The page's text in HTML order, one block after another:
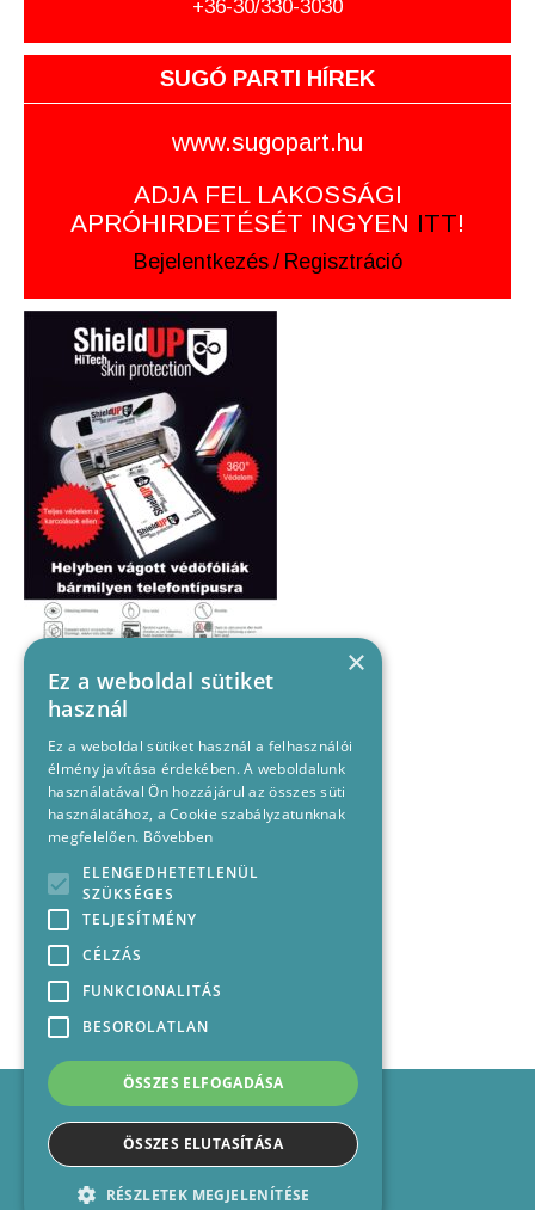
+36-30/330-3030
SUGÓ PARTI HÍREK
www.sugopart.hu
ADJA FEL LAKOSSÁGI
APRÓHIRDETÉSÉT INGYEN ITT!
Bejelentkezés / Regisztráció
Impresszum
Felhasználási feltételek
Kapcsolat
×
Ez a weboldal sütiket
használ
Ez a weboldal sütiket használ a felhasználói
élmény javítása érdekében. A weboldalunk
használatával Ön hozzájárul az összes süti
használatához, a Cookie szabályzatunknak
megfelelően. Bővebben
ELENGEDHETETLENÜL
SZÜKSÉGES
TELJESÍTMÉNY
CÉLZÁS
FUNKCIONALITÁS
BESOROLATLAN
ÖSSZES ELFOGADÁSA
ÖSSZES ELUTASÍTÁSA
RÉSZLETEK MEGJELENÍTÉSE